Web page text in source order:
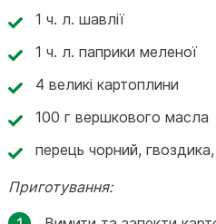
1 ч. л. шавлії
1 ч. л. паприки меленої
4 великі картоплини
100 г вершкового масла
перець чорний,
Приготування: